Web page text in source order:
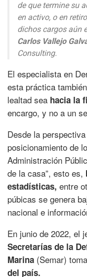
de que termine su
en activo, o en
dichos cargos aún
Carlos Vallejo
Consulting.
El especialista en
esta práctica
lealtad sea hacia la
encargo, y no a un
Desde la
posicionamiento de
Administración
de la casa”, esto es,
estadísticas, entre
púbicas se genera
nacional e
En junio de 2022, el
Secretarías de la
Marina (Semar)
del país.